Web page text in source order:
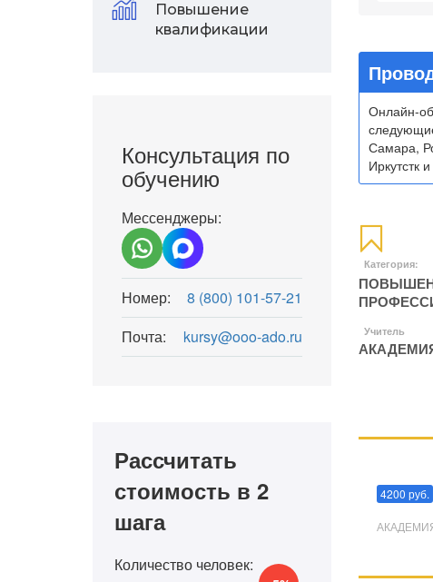
Повышение
квалификации
Консультация по
обучению
Мессенджеры:
Номер:
8 (800) 101-57-21
Почта:
kursy@ooo-ado.ru
Рассчитать
стоимость в 2
шага
Количество человек:
Онлайн-
Самара,
Иркутстк
Категория:
Учитель
4200 руб.